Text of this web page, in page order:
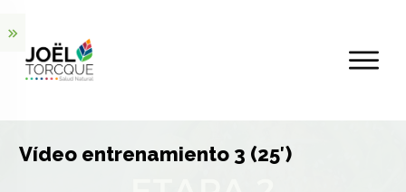
Vídeo entrenamiento 3 (25′)